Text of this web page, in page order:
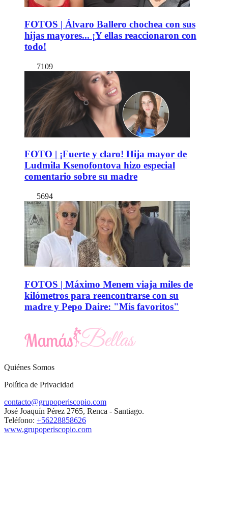
FOTOS | Álvaro Ballero chochea con sus
hijas mayores... ¡Y ellas reaccionaron con
todo!
7109
FOTO | ¡Fuerte y claro! Hija mayor de
Ludmila Ksenofontova hizo especial
comentario sobre su madre
5694
FOTOS | Máximo Menem viaja miles de
kilómetros para reencontrarse con su
madre y Pepo Daire: "Mis favoritos"
Quiénes Somos
Política de Privacidad
contacto@grupoperiscopio.com
José Joaquín Pérez 2765, Renca - Santiago.
Teléfono: +56228858626
www.grupoperiscopio.com